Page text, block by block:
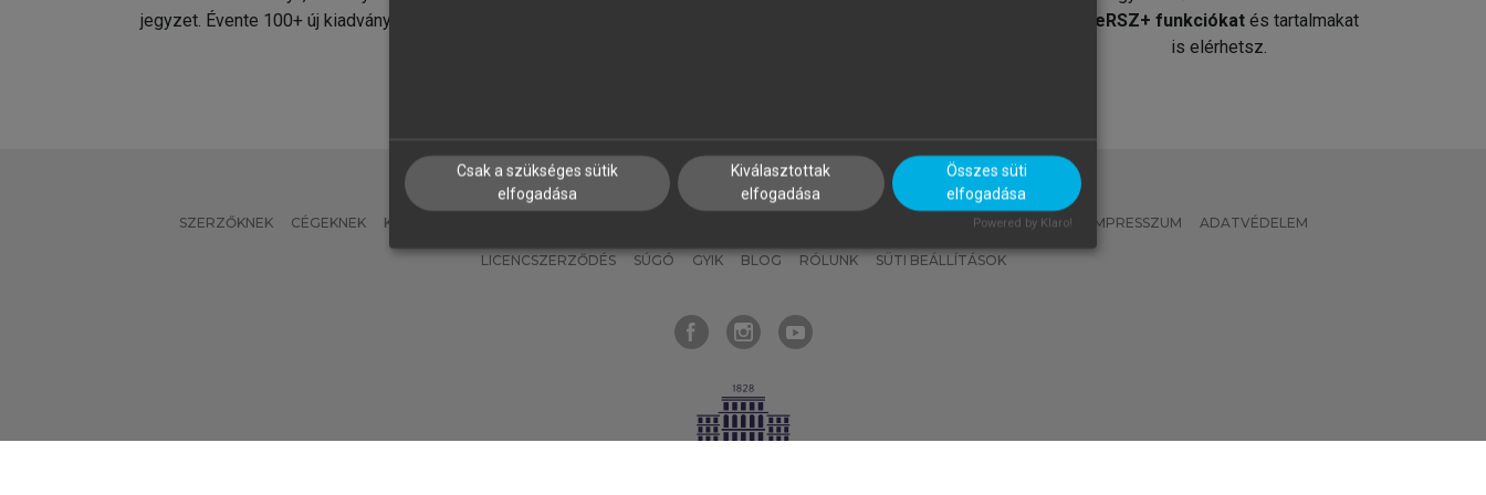
jegyzet. Évente 100+ új kiadvány.
MeRSZ+ funkciókat és tartalmakat
is elérhetsz.
SZERZŐKNEK CÉGEKNEK KÖNYVTÁROSOKNAK MI – ÁLTALÁNOS IRÁNYELVEK IMPRESSZUM ADATVÉDELEM
LICENCSZERZŐDÉS SÚGÓ GYIK BLOG RÓLUNK SÜTI BEÁLLÍTÁSOK
Csak a szükséges sütik
elfogadása
Kiválasztottak
elfogadása
Összes süti
elfogadása
Powered by Klaro!